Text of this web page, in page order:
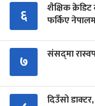
६
शैक्षिक
फर्किए
७ संसद्‍मा
दिउँसो